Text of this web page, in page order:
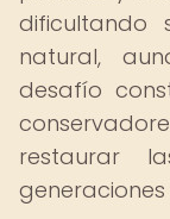
dificultando
natural,
desafío
restaurar